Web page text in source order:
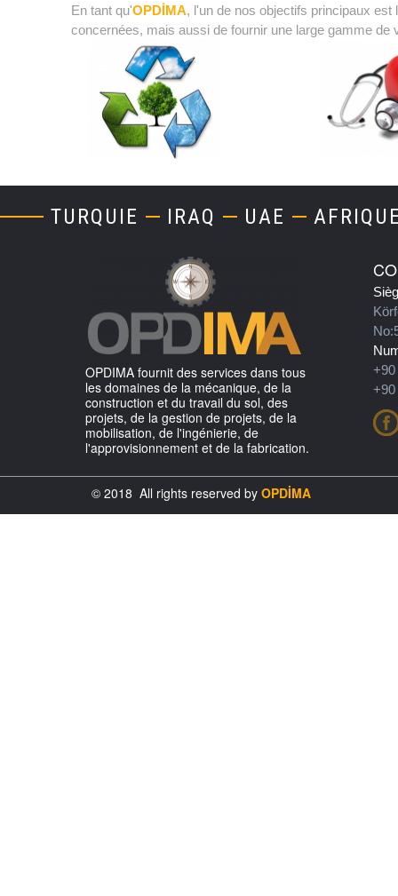
En tant qu'OPDİMA, l'un de nos objectifs principaux
concernées, mais aussi de fournir une large gamme de
© 2018 All rights reserved by OPDİMA
TURQUIE IRAQ UAE
+90
+90
OPDIMA fournit des services dans tous
les domaines de la mécanique, de la
construction et du travail du sol, des
projets, de la gestion de projets, de la
mobilisation, de l'ingénierie, de
l'approvisionnement et de la fabrication.